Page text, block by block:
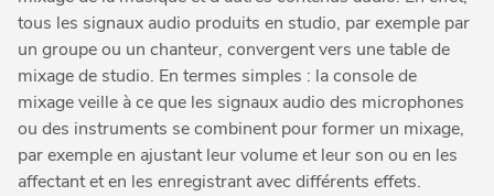
tous les signaux audio produits en studio, par exemple par
un groupe ou un chanteur, convergent vers une table de
mixage de studio. En termes simples : la console de
mixage veille à ce que les signaux audio des microphones
ou des instruments se combinent pour former un mixage,
par exemple en ajustant leur volume et leur son ou en les
affectant et en les enregistrant avec différents effets.